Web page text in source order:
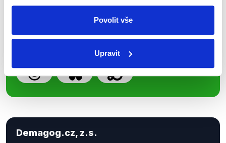
Povolit vše
Upravit
příspěvků přátelům podpoříte naši
Demagog.cz, z.s.